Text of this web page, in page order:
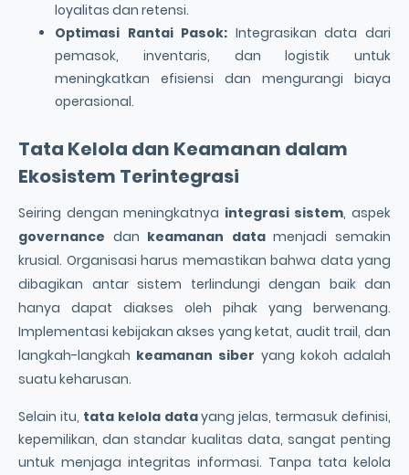
loyalitas dan retensi.
Optimasi Rantai Pasok: Integrasikan data dari
pemasok, inventaris, dan logistik untuk
meningkatkan efisiensi dan mengurangi biaya
operasional.
Tata Kelola dan Keamanan dalam
Ekosistem Terintegrasi
Seiring dengan meningkatnya integrasi sistem, aspek
governance dan keamanan datamenjadi semakin
krusial. Organisasi harus memastikan bahwa data yang
dibagikan antar sistem terlindungi dengan baik dan
hanya dapat diakses oleh pihak yang berwenang.
Implementasi kebijakan akses yang ketat, audit trail, dan
langkah-langkah keamanan siber yang kokoh adalah
suatu keharusan.
Selain itu, tata kelola datayang jelas, termasuk definisi,
kepemilikan, dan standar kualitas data, sangat penting
untuk menjaga integritas informasi. Tanpa tata kelola